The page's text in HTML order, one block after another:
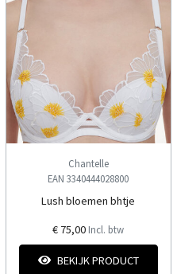
Chantelle
EAN 3340444028800
Lush bloemen bhtje
€ 75,00 Incl. btw
BEKIJK PRODUCT